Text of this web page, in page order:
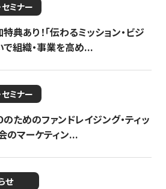
セミナー
特典あり！「伝わるミッション・ビジ
組織・事業を高め...
セミナー
のためのファンドレイジング・ティッ
のマーケティン...
せ